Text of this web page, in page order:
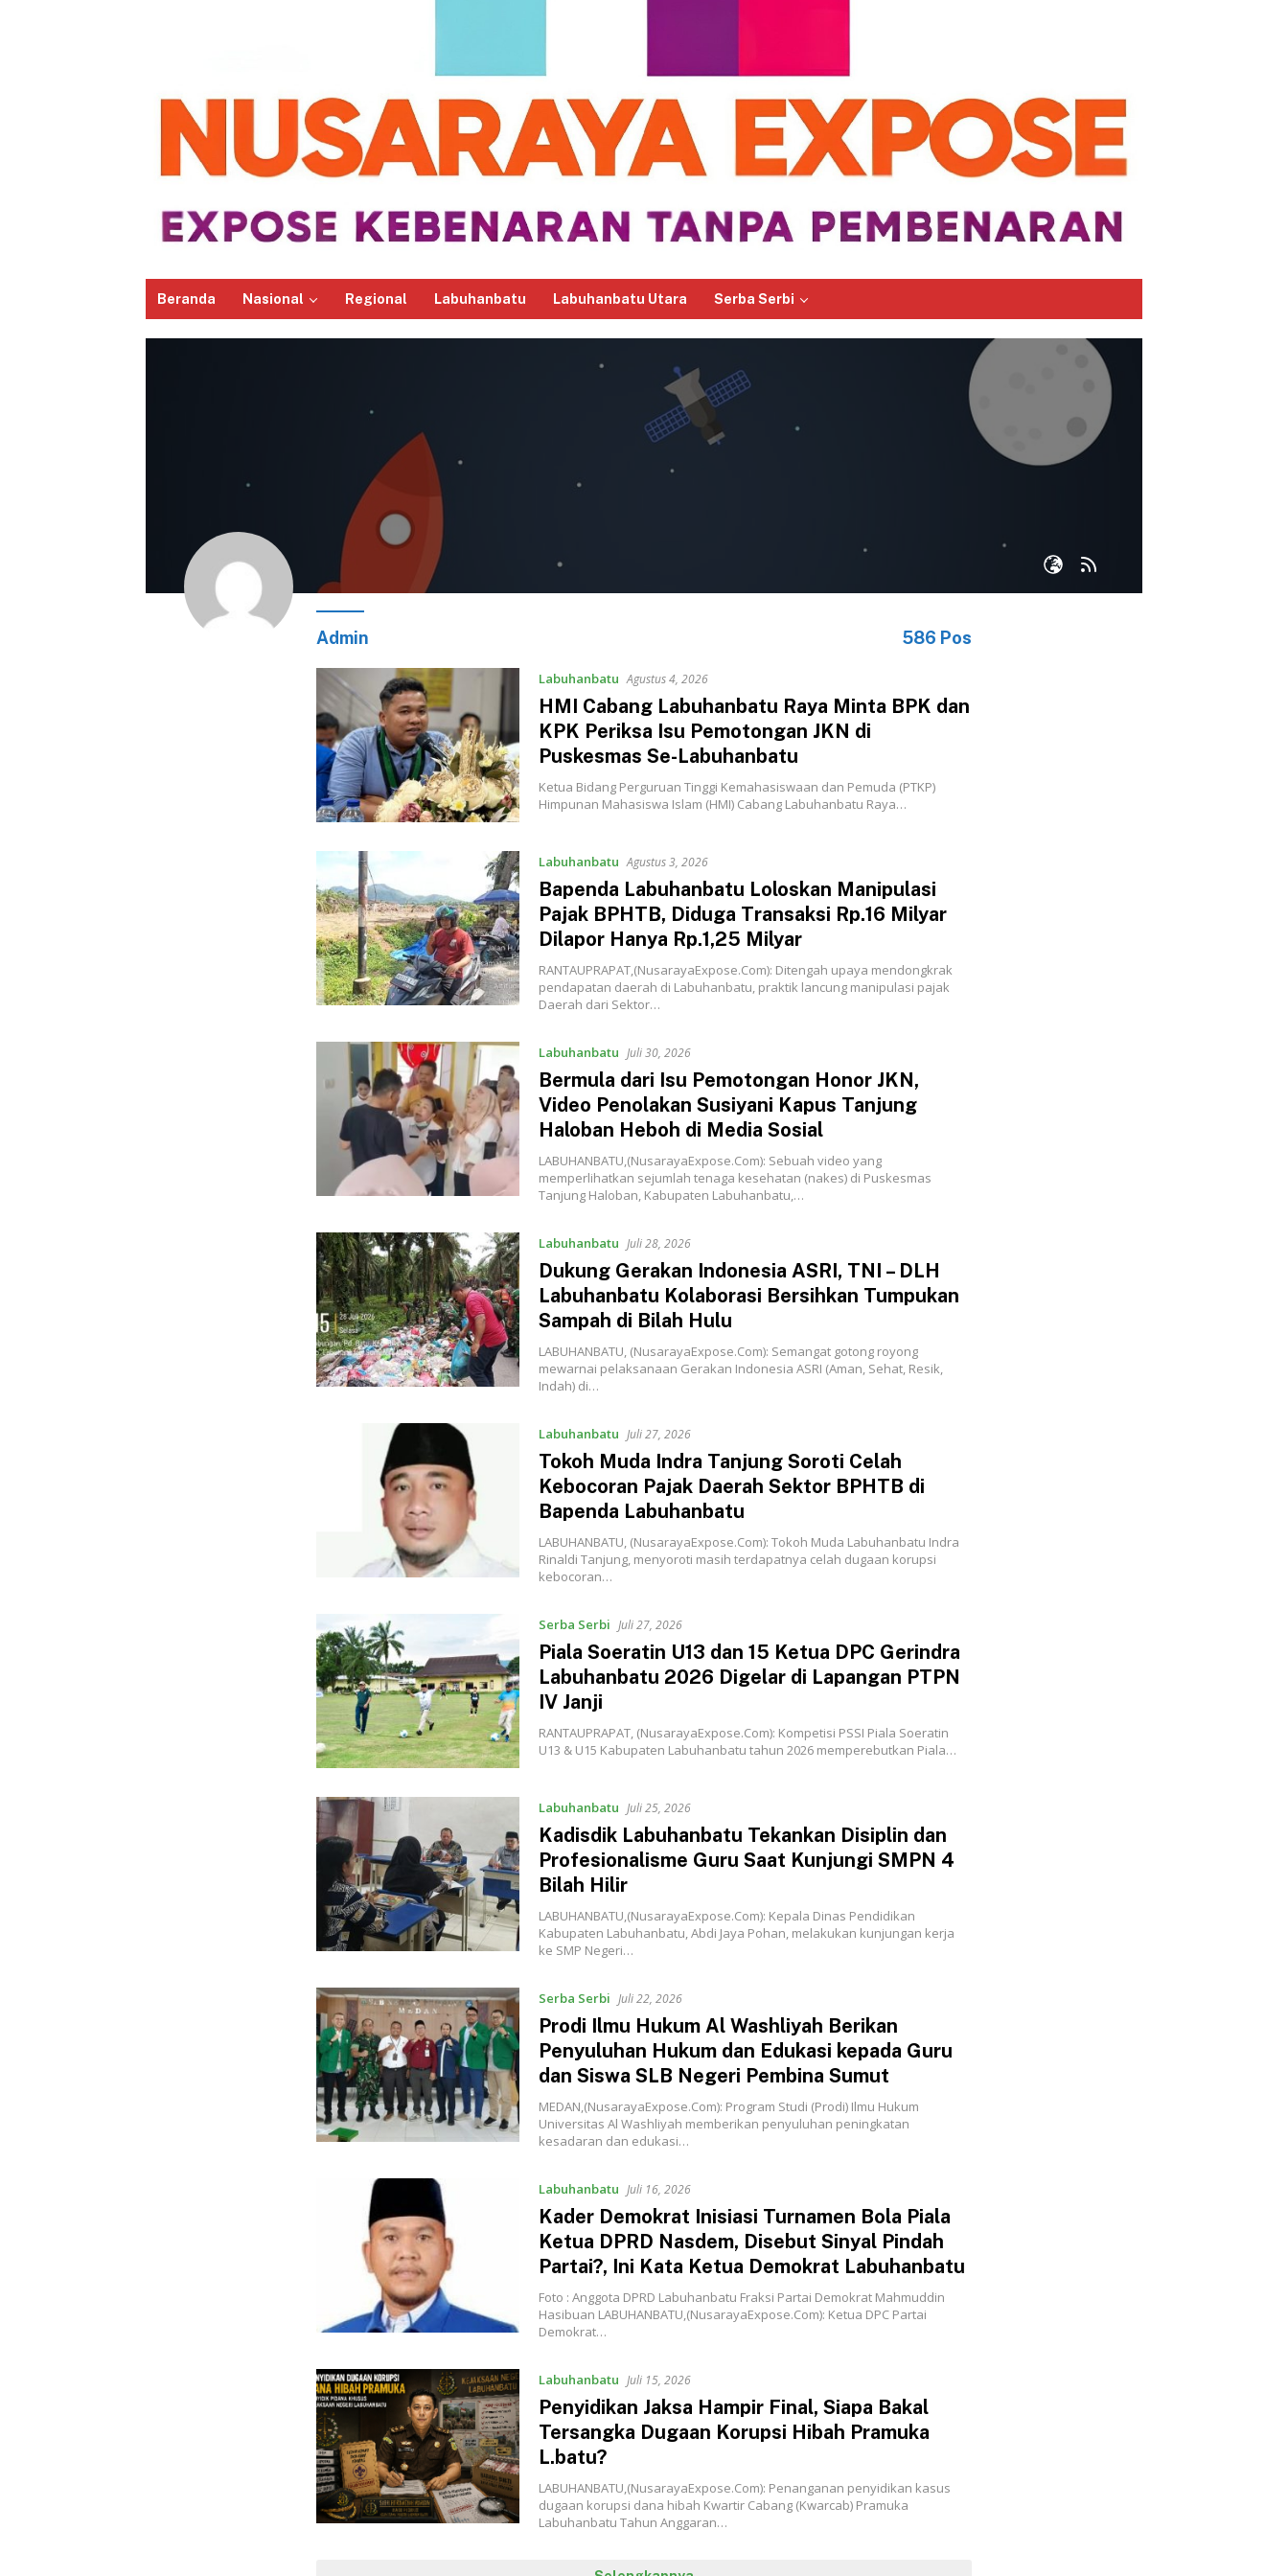
Beranda Nasional Regional Labuhanbatu Labuhanbatu Utara Serba Serbi
Admin 586 Pos
Labuhanbatu Agustus 4, 2026
‎HMI Cabang Labuhanbatu Raya Minta BPK dan
KPK Periksa Isu Pemotongan JKN di
Puskesmas Se-Labuhanbatu‎‎
Ketua Bidang Perguruan Tinggi Kemahasiswaan dan Pemuda (PTKP)
Himpunan Mahasiswa Islam (HMI) Cabang Labuhanbatu Raya…
Labuhanbatu Agustus 3, 2026
‎Bapenda Labuhanbatu Loloskan Manipulasi
Pajak BPHTB, Diduga Transaksi Rp.16 Milyar
Dilapor Hanya Rp.1,25 Milyar
‎‎‎RANTAUPRAPAT,(NusarayaExpose.Com): Ditengah upaya mendongkrak
pendapatan daerah di Labuhanbatu, praktik lancung manipulasi pajak
Daerah dari Sektor…
Labuhanbatu Juli 30, 2026
‎Bermula dari Isu Pemotongan Honor JKN,
Video Penolakan Susiyani Kapus Tanjung
Haloban Heboh di Media Sosial‎‎‎‎
LABUHANBATU,(NusarayaExpose.Com): Sebuah video yang
memperlihatkan sejumlah tenaga kesehatan (nakes) di Puskesmas
Tanjung Haloban, Kabupaten Labuhanbatu,…
Labuhanbatu Juli 28, 2026
‎Dukung Gerakan Indonesia ASRI, TNI – DLH
Labuhanbatu Kolaborasi Bersihkan Tumpukan
Sampah di Bilah Hulu
‎‎LABUHANBATU, (NusarayaExpose.Com): Semangat gotong royong
mewarnai pelaksanaan Gerakan Indonesia ASRI (Aman, Sehat, Resik,
Indah) di…
Labuhanbatu Juli 27, 2026
‎Tokoh Muda Indra Tanjung Soroti Celah
Kebocoran Pajak Daerah Sektor BPHTB di
Bapenda Labuhanbatu
LABUHANBATU, (NusarayaExpose.Com): Tokoh Muda Labuhanbatu Indra
Rinaldi Tanjung, menyoroti masih terdapatnya celah dugaan korupsi
kebocoran…
Serba Serbi Juli 27, 2026
‎Piala Soeratin U13 dan 15 Ketua DPC Gerindra
Labuhanbatu 2026 Digelar di Lapangan PTPN
IV Janji‎
‎‎‎RANTAUPRAPAT, (NusarayaExpose.Com): Kompetisi PSSI Piala Soeratin
U13 & U15 Kabupaten Labuhanbatu tahun 2026 memperebutkan Piala…
Labuhanbatu Juli 25, 2026
‎Kadisdik Labuhanbatu Tekankan Disiplin dan
Profesionalisme Guru Saat Kunjungi SMPN 4
Bilah Hilir
LABUHANBATU,(NusarayaExpose.Com): Kepala Dinas Pendidikan
Kabupaten Labuhanbatu, Abdi Jaya Pohan, melakukan kunjungan kerja
ke SMP Negeri…
Serba Serbi Juli 22, 2026
‎Prodi Ilmu Hukum Al Washliyah Berikan
Penyuluhan Hukum dan Edukasi kepada Guru
dan Siswa SLB Negeri Pembina Sumut‎‎
MEDAN,(NusarayaExpose.Com): Program Studi (Prodi) Ilmu Hukum
Universitas Al Washliyah memberikan penyuluhan peningkatan
kesadaran dan edukasi…
Labuhanbatu Juli 16, 2026
‎Kader Demokrat Inisiasi Turnamen Bola Piala
Ketua DPRD Nasdem, Disebut Sinyal Pindah
Partai?, Ini Kata Ketua Demokrat Labuhanbatu‎‎
Foto : Anggota DPRD Labuhanbatu Fraksi Partai Demokrat Mahmuddin
Hasibuan ‎LABUHANBATU,(NusarayaExpose.Com): Ketua DPC Partai
Demokrat…
Labuhanbatu Juli 15, 2026
‎Penyidikan Jaksa Hampir Final, Siapa Bakal
Tersangka Dugaan Korupsi Hibah Pramuka
L.batu?‎‎
‎‎‎LABUHANBATU,(NusarayaExpose.Com): Penanganan penyidikan kasus
dugaan korupsi dana hibah Kwartir Cabang (Kwarcab) Pramuka
Labuhanbatu Tahun Anggaran…